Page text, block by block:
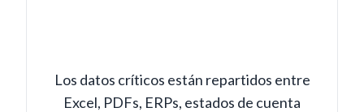
Los datos críticos están repartidos entre
Excel, PDFs, ERPs, estados de cuenta